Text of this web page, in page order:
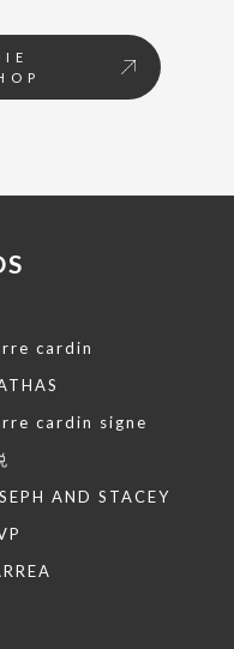
cardin
cardin signe
AND STACEY